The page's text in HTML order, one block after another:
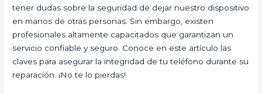
tener dudas sobre la seguridad de dejar nuestro dispositivo
en manos de otras personas. Sin embargo, existen
profesionales altamente capacitados que garantizan un
servicio confiable y seguro. Conoce en este artículo las
claves para asegurar la integridad de tu teléfono durante su
reparación. ¡No te lo pierdas!